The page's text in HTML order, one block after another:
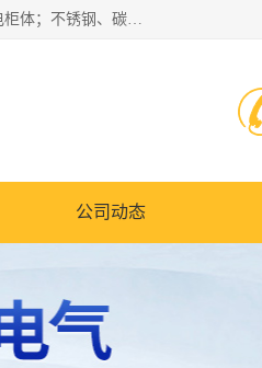
防爆正压分析小屋；不锈钢、碳钢材质防爆正压通风柜，分上下、左右、外挂三种款式；立式、挂式防爆配电柜体；不锈钢、碳钢防爆变频、磁力、星三角启动器；不锈钢、碳钢、铸铝防爆控制箱柜；可操作按键、多块式防爆仪表箱；多材质防爆接线箱；台式防爆电脑、防爆监视器。产品适配石油、化工、煤炭、电力、纺织、酿酒、航天、铁路、冶金、船舶、消防、市政等多行业工况使用。
公司动态